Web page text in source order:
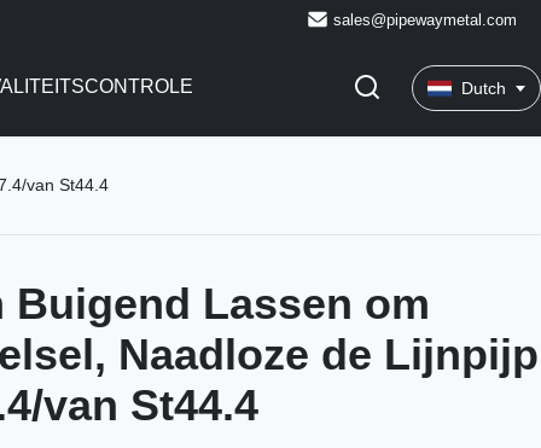
sales@pipewaymetal.com
Dutch
van St44.4
Buigend Lassen om
Naadloze de Lijnpijp
van St44.4